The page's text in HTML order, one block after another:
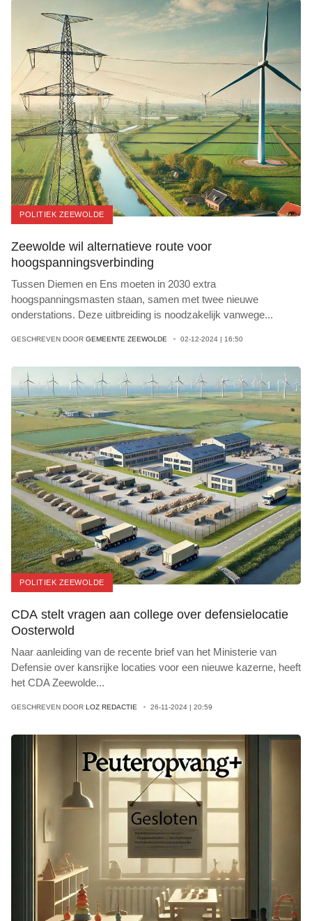
POLITIEK ZEEWOLDE
Zeewolde wil alternatieve route voor
hoogspanningsverbinding
Tussen Diemen en Ens moeten in 2030 extra
hoogspanningsmasten staan, samen met twee nieuwe
onderstations. Deze uitbreiding is noodzakelijk vanwege...
GESCHREVEN DOOR GEMEENTE ZEEWOLDE 02-12-2024 | 16:50
POLITIEK ZEEWOLDE
CDA stelt vragen aan college over defensielocatie
Oosterwold
Naar aanleiding van de recente brief van het Ministerie van
Defensie over kansrijke locaties voor een nieuwe kazerne, heeft
het CDA Zeewolde...
GESCHREVEN DOOR LOZ REDACTIE 26-11-2024 | 20:59